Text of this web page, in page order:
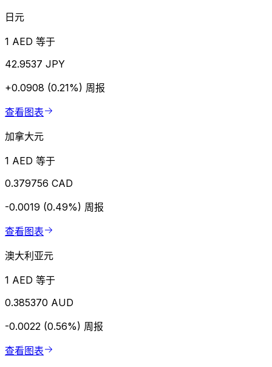
日元
1 AED 等于
42.9537 JPY
+0.0908 (0.21%) 周报
查看图表
加拿大元
1 AED 等于
0.379756 CAD
-0.0019 (0.49%) 周报
查看图表
澳大利亚元
1 AED 等于
0.385370 AUD
-0.0022 (0.56%) 周报
查看图表